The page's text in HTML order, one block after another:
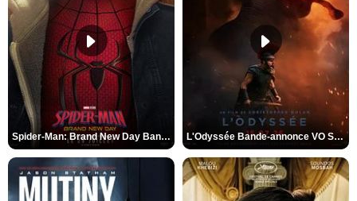
Spider-Man: Brand New Day Bande-annonce VO STFR L'Odyssée Bande-annonce VO STFR